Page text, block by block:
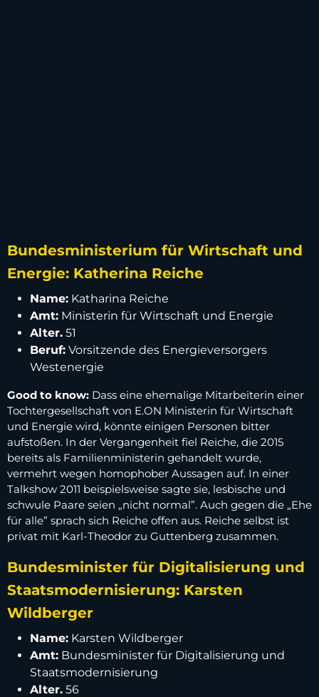
Bundesministerium für Wirtschaft und
Energie: Katherina Reiche
Name: Katharina Reiche
Amt: Ministerin für Wirtschaft und Energie
Alter. 51
Beruf: Vorsitzende des Energieversorgers
Westenergie
Good to know: Dass eine ehemalige Mitarbeiterin einer
Tochtergesellschaft von E.ON Ministerin für Wirtschaft
und Energie wird, könnte einigen Personen bitter
aufstoßen. In der Vergangenheit fiel Reiche, die 2015
bereits als Familienministerin gehandelt wurde,
vermehrt wegen homophober Aussagen auf. In einer
Talkshow 2011 beispielsweise sagte sie, lesbische und
schwule Paare seien „nicht normal”. Auch gegen die „Ehe
für alle” sprach sich Reiche offen aus. Reiche selbst ist
privat mit Karl-Theodor zu Guttenberg zusammen.
Bundesminister für Digitalisierung und
Staatsmodernisierung: Karsten
Wildberger
Name: Karsten Wildberger
Amt: Bundesminister für Digitalisierung und
Staatsmodernisierung
Alter. 56